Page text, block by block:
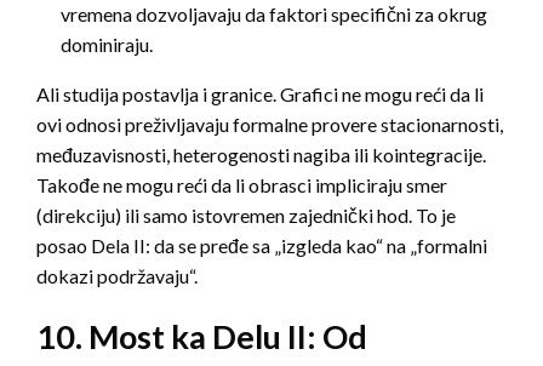
vremena dozvoljavaju da faktori specifični za okrug
dominiraju.
Ali studija postavlja i granice. Grafici ne mogu reći da li
ovi odnosi preživljavaju formalne provere stacionarnosti,
međuzavisnosti, heterogenosti nagiba ili kointegracije.
Takođe ne mogu reći da li obrasci impliciraju smer
(direkciju) ili samo istovremen zajednički hod. To je
posao Dela II: da se pređe sa „izgleda kao“ na „formalni
dokazi podržavaju“.
10. Most ka Delu II: Od